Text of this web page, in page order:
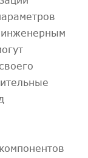
инженерным